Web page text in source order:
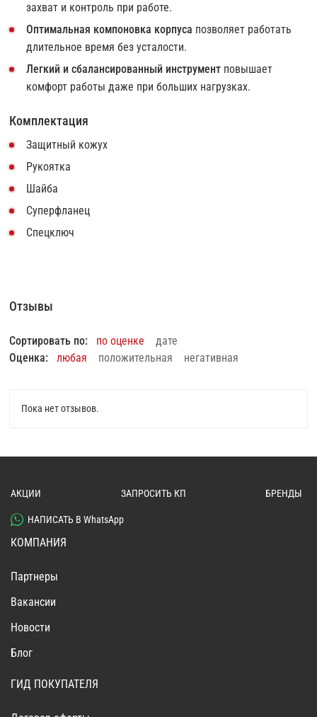
захват и контроль при работе.
Оптимальная компоновка корпуса позволяет работать
длительное время без усталости.
Легкий и сбалансированный инструмент повышает
комфорт работы даже при больших нагрузках.
Комплектация
Защитный кожух
Рукоятка
Шайба
Суперфланец
Спецключ
Отзывы
Сортировать по: по оценке
дате
Оценка:
любая положительная негативная
Пока нет отзывов.
АКЦИИ ЗАПРОСИТЬ КП БРЕНДЫ
НАПИСАТЬ В WhatsApp
КОМПАНИЯ
Партнеры
Вакансии
Новости
Блог
ГИД ПОКУПАТЕЛЯ